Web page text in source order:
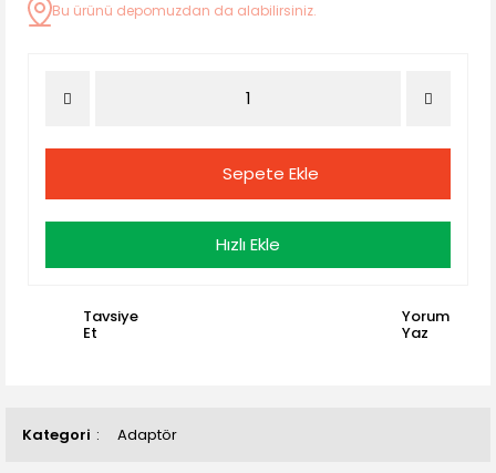
Kategori Adaptör
Bu ürünü depomuzdan da alabilirsiniz.
Sepete Ekle
Hızlı Ekle
Tavsiye
Et
Yorum
Yaz